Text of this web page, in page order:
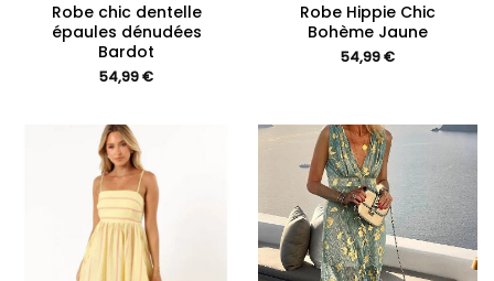
Robe chic dentelle
épaules dénudées
Bardot
54,99€
Robe Hippie Chic
Bohème Jaune
54,99€